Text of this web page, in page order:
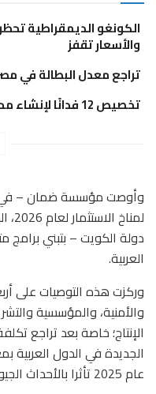
الكونغو الديمقراطية
والأسعار تقفز
تراجع معدل البطالة في مصر إلى 5.8% خلال الربع
تخصيص 12 فدانًا لإنشاء محطات لتحلية المياه في السويس
وأوصت مؤسسة ضمان – في
دولة الكويت – بتبني برامج
العربية.
وركزت هذه التوصيات على
والأمنية، والمؤسسية
الإنتاج؛ خاصة بعد تراجع
عام 2025 تأثرا بالأحداث الجيوسياسية.